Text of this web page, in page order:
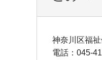
神奈川区福
電話：045-